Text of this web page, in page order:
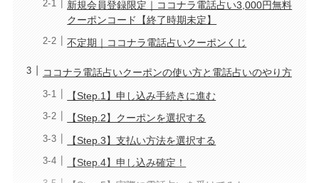
新規会員登録限定｜ココナラ電話占い3,000円無料
クーポンコード【終了時期未定】
不定期｜ココナラ電話占いクーポンくじ
ココナラ電話占いクーポンの使い方と電話占いのやり方
【Step.1】申し込み手続きに進む
【Step.2】クーポンを選択する
【Step.3】支払い方法を選択する
【Step.4】申し込み確定！